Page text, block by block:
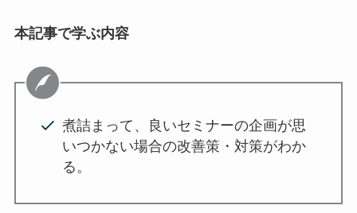
本記事で学ぶ内容
煮詰まって、良いセミナーの企画が思
いつかない場合の改善策・対策がわか
る。